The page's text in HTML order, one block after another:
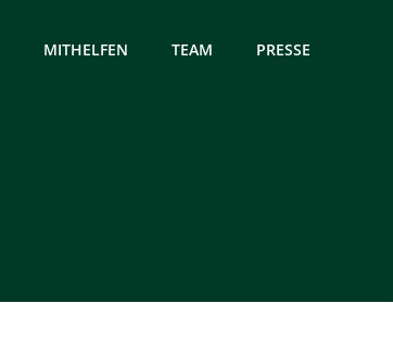
MITHELFEN TEAM PRESSE